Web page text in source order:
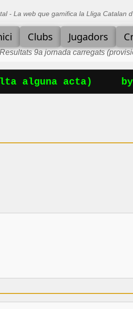
- La web que gamifica la Lliga Catalan
Clubs Jugadors
9a jornada carregats
alguna acta)